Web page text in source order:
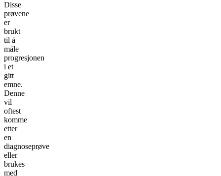
Disse
prøvene
er
brukt
til å
måle
progresjonen
i et
gitt
emne.
Denne
vil
oftest
komme
etter
en
diagnoseprøve
eller
brukes
med